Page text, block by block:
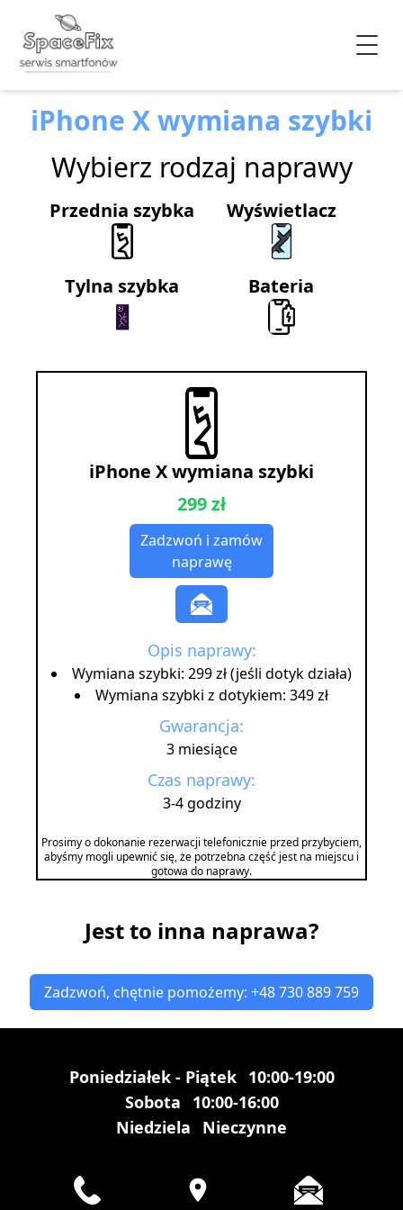
iPhone X wymiana szybki
Wybierz rodzaj naprawy
Przednia szybka Wyświetlacz
Tylna szybka Bateria
iPhone X wymiana szybki
299 zł
Zadzwoń i zamów
naprawę
Opis naprawy:
Wymiana szybki: 299 zł (jeśli dotyk działa)
Wymiana szybki z dotykiem: 349 zł
Gwarancja:
3 miesiące
Czas naprawy:
3-4 godziny
Prosimy o dokonanie rezerwacji telefonicznie przed przybyciem,
abyśmy mogli upewnić się, że potrzebna część jest na miejscu i
gotowa do naprawy.
Jest to inna naprawa?
Zadzwoń, chętnie pomożemy: +48 730 889 759
Poniedziałek - Piątek 10:00-19:00
Sobota
10:00-16:00
Niedziela
Nieczynne